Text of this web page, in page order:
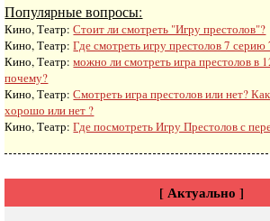
Популярные вопросы:
Кино, Театр:Стоит ли смотреть "Игру престолов"?
Кино, Театр:Где смотреть игру престолов 7 серию
Кино, Театр:можно ли смотреть игра престолов в
почему?
Кино, Театр:Смотреть игра престолов или нет?
хорошо или нет ?
Кино, Театр:Где посмотреть Игру Престолов с
[ Актуально ]